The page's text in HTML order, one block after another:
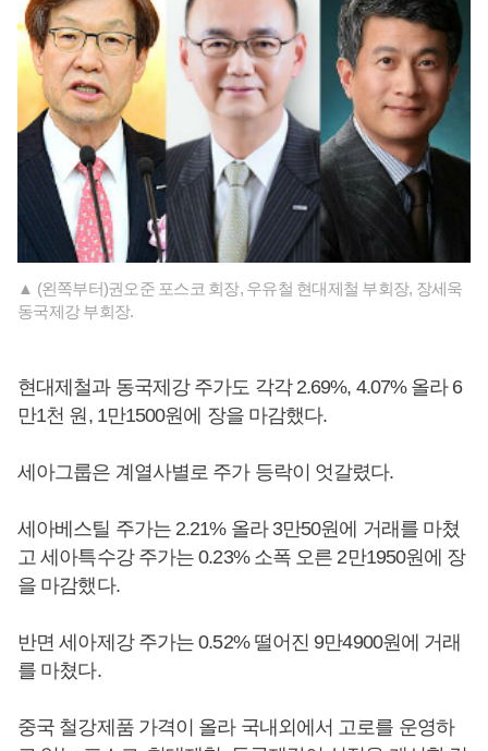
▲ (왼쪽부터)권오준 포스코 회장, 우유철 현대제철 부회장, 장세욱
동국제강 부회장.
현대제철과 동국제강 주가도 각각 2.69%, 4.07% 올라 6
만1천 원, 1만1500원에 장을 마감했다.
세아그룹은 계열사별로 주가 등락이 엇갈렸다.
세아베스틸 주가는 2.21% 올라 3만50원에 거래를 마쳤
고 세아특수강 주가는 0.23% 소폭 오른 2만1950원에 장
을 마감했다.
반면 세아제강 주가는 0.52% 떨어진 9만4900원에 거래
를 마쳤다.
중국 철강제품 가격이 올라 국내외에서 고로를 운영하